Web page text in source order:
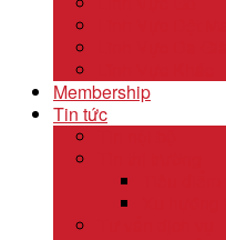
Membership
Tin tức